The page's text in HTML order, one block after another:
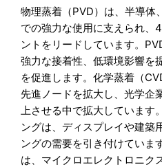
物理蒸着（PVD）は、半導体
での強力な使用に支えられ、
ントをリードしています。
強力な接着性、低環境影響を
を促進します。化学蒸着（
先進ノードを拡大し、光学企
上させる中で拡大しています
ングは、ディスプレイや建築
ングの需要を引き付けていま
は、マイクロエレクトロニク